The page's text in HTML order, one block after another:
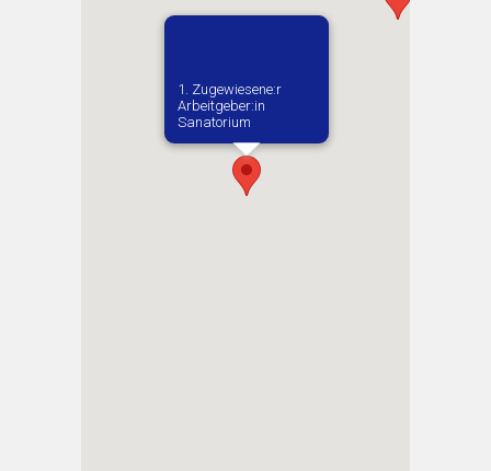
1. Zugewiesene:r
Arbeitgeber:in​
Sanatorium